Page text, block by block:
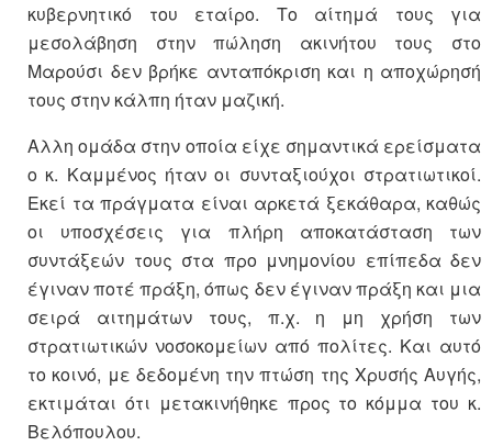
κυβερνητικό του εταίρο. Το αίτημά τους για
μεσολάβηση στην πώληση ακινήτου τους στο
Μαρούσι δεν βρήκε ανταπόκριση και η αποχώρησή
τους στην κάλπη ήταν μαζική.
Αλλη ομάδα στην οποία είχε σημαντικά ερείσματα
ο κ. Καμμένος ήταν οι συνταξιούχοι στρατιωτικοί.
Εκεί τα πράγματα είναι αρκετά ξεκάθαρα, καθώς
οι υποσχέσεις για πλήρη αποκατάσταση των
συντάξεών τους στα προ μνημονίου επίπεδα δεν
έγιναν ποτέ πράξη, όπως δεν έγιναν πράξη και μια
σειρά αιτημάτων τους, π.χ. η μη χρήση των
στρατιωτικών νοσοκομείων από πολίτες. Και αυτό
το κοινό, με δεδομένη την πτώση της Χρυσής Αυγής,
εκτιμάται ότι μετακινήθηκε προς το κόμμα του κ.
Βελόπουλου.